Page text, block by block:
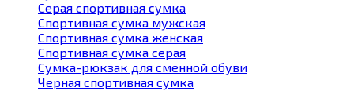
Серая спортивная сумка
Спортивная сумка мужская
Спортивная сумка женская
Спортивная сумка серая
Сумка-рюкзак для сменной обуви
Черная спортивная сумка